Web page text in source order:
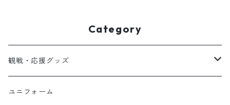
Category
観戦・応援グッズ
タオルマフラー
ユニフォーム